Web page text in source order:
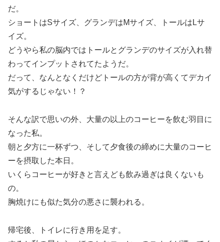
だ。
ショートはSサイズ、グランデはMサイズ、トールはLサ
イズ。
どうやら私の脳内ではトールとグランデのサイズが入れ替
わってインプットされてたようだ。
だって、なんとなくだけどトールの方が背が高くてデカイ
気がするじゃない！？
そんな訳で思いの外、大量の以上のコーヒーを飲む羽目に
なった私。
朝と夕方に一杯ずつ、そして夕食後の締めに大量のコーヒ
ーを摂取した本日。
いくらコーヒーが好きと言えども飲み過ぎは良くないも
の。
胸焼けにも似た気分の悪さに襲われる。
帰宅後、トイレに行き用を足す。